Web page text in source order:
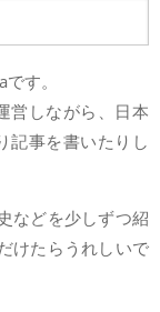
す。
営しながら、日本
記事を書いたりし
などを少しずつ紹
けたらうれしいで